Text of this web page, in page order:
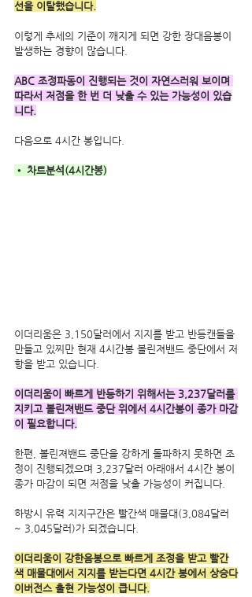
선을 이탈했습니다.
이렇게 추세의 기준이 깨지게 되면 강한 장대음봉이
발생하는 경향이 많습니다.
ABC 조정파동이 진행되는 것이 자연스러워 보이며
따라서 저점을 한 번 더 낮출 수 있는 가능성이 있습
니다.
다음으로 4시간 봉입니다.
• 차트분석(4시간봉)
이더리움은 3,150달러에서 지지를 받고 반등캔들을
만들고 있찌만 현재 4시간봉 볼린져밴드 중단에서 저
항을 받고 있습니다.
이더리움이 빠르게 반등하기 위해서는 3,237달러를
지키고 볼린져밴드 중단 위에서 4시간봉이 종가 마감
이 필요합니다.
한편, 볼린져밴드 중단을 강하게 돌파하지 못하면 조
정이 진행되겠으며 3,237달러 아래애서 4시간 봉이
종가 마감이 되면 저점을 낮출 가능성이 커집니다.
하방시 유력 지지구간은 빨간색 매물대(3,084달러
~ 3,045달러)가 되겠습니다.
이더리움이 강한음봉으로 빠르게 조정을 받고 빨간
색 매물대에서 지지를 받는다면 4시간 봉에서 상승다
이버전스 출현 가능성이 큽니다.